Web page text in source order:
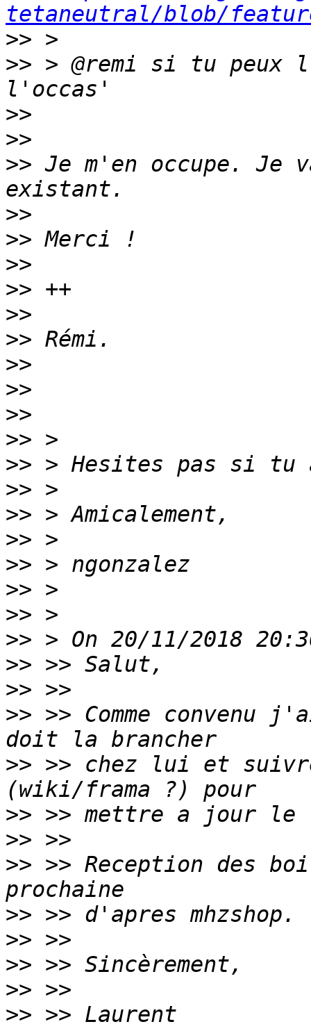
tetaneutral/blob/
>>
>> > @remi si tu peux
>>
>>
>> Je m'en occupe. Je
>>
>>
>>
>>
>>
>>
>>
>>
>>
>>
>>
>>
>>
>>
>>
>>
>>
>>
>>
>>
>> >> Comme
>> >> chez lui et
>>
>>
>> >> Reception des
>>
>>
>>
>>
>>